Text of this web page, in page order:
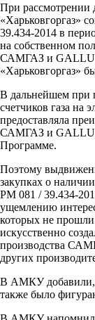
При рассмотрении
«Харьковгоргаз»
39.434-2014 в
на собственном
САМГАЗ и
«Харьковгоргаз»
В дальнейшем при
счетчиков газа на
предоставляла
САМГАЗ и
Программе.
Поэтому
закупках о
РМ 081 / 39.434-
ущемлению
которых не
искусственно
производства
других
В АМКУ добавили,
также было